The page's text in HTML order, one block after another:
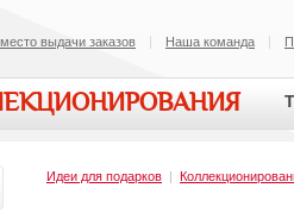
выдачи заказов Наша команда
Идеи для подарков |